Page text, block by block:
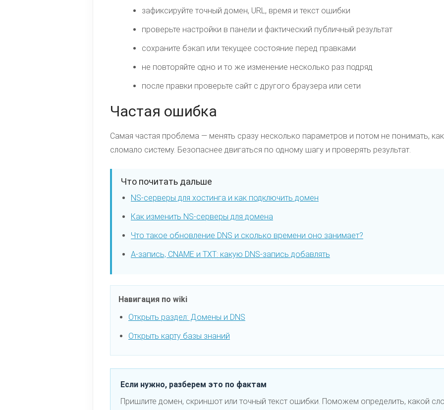
зафиксируйте точный домен, URL, время и текст ошибки
проверьте настройки в панели и фактический публичный результат
сохраните бэкап или текущее состояние перед правками
не повторяйте одно и то же изменение несколько раз подряд
после правки проверьте сайт с другого браузера или сети
Частая ошибка
Самая частая проблема — менять сразу несколько параметров и потом не понимать,
сломало систему. Безопаснее двигаться по одному шагу и проверять результат.
Что почитать дальше
NS-серверы для хостинга и как подключить домен
Как изменить NS-серверы для домена
Что такое обновление DNS и сколько времени оно занимает?
A-запись, CNAME и TXT: какую DNS-запись добавлять
Навигация по wiki
Открыть раздел: Домены и DNS
Открыть карту базы знаний
Если нужно, разберем это по фактам
Пришлите домен, скриншот или точный текст ошибки. Поможем определить, какой